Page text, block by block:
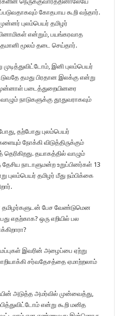
கோதபாய கூறி வந்தார்.
புலம்பெயர் தமிழர்
என்றும், பயங்கரவாத
மூலம் தடை செய்தார்.
இனி புலம்பெயர்
தமது பிரதான இலக்கு என்று
படைத்துறையினரை
நாடுகளுக்கு தூதுவராகவும்
தற்போது புலம்பெயர்
நோக்கி விடுத்திருக்கும்
தயாகத்தில் வாழும்
நாடாளுமன்ற உறுப்பினர்கள் 13
புலம்பெயர் தமிழர் மீது நம்பிக்கை
தமிழர்களுடன் பேச வேண்டுமென
எதற்காக? ஒரு எறியில் பல
இவரின் அழைப்பை ஏற்று
சர்வதேசத்தை ஏமாற்றலாம்
அடுத்த அமர்வில் முன்வைத்து,
என்று கூறி மனித